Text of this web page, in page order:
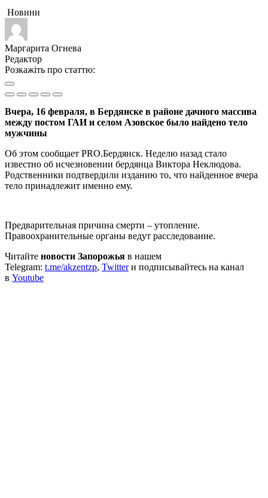
Новини
Маргарита Огнева
Редактор
Розкажіть про статтю:
Вчера, 16 февраля, в Бердянске в районе дачного массива
между постом ГАИ и селом Азовское было найдено тело
мужчины
Об этом сообщает PRO.Бердянск. Неделю назад стало
известно об исчезновении бердянца Виктора Неклюдова.
Родственники подтвердили изданию то, что найденное вчера
тело принадлежит именно ему.
Предварительная причина смерти – утопление.
Правоохранительные органы ведут расследование.
Читайте новости Запорожья в нашем
Telegram: t.me/akzentzp, Twitterи подписывайтесь на канал
в Youtube